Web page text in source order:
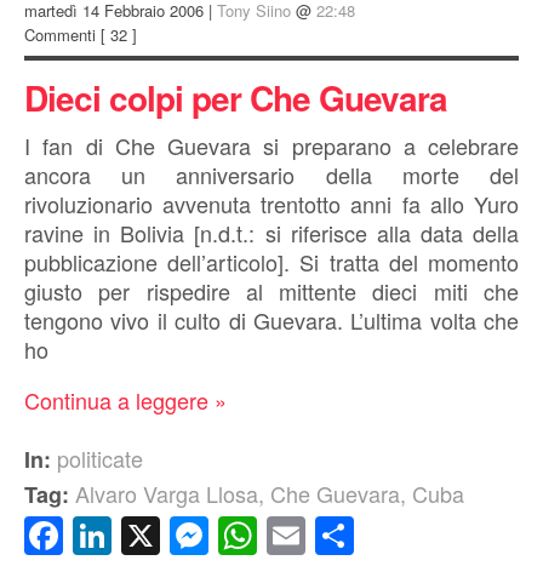
martedì 14 Febbraio 2006 | Tony Siino @ 22:48
Commenti [ 32 ]
Dieci colpi per Che Guevara
I fan di Che Guevara si preparano a celebrare
ancora un anniversario della morte del
rivoluzionario avvenuta trentotto anni fa allo Yuro
ravine in Bolivia [n.d.t.: si riferisce alla data della
pubblicazione dell’articolo]. Si tratta del momento
giusto per rispedire al mittente dieci miti che
tengono vivo il culto di Guevara. L’ultima volta che
ho
Continua a leggere »
In: politicate
Tag: Alvaro Varga Llosa, Che Guevara, Cuba
Facebook
LinkedIn
X Messenger
WhatsApp
Email